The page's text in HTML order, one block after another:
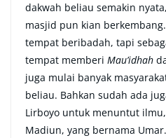
dakwah beliau semakin
masjid pun kian
tempat beribadah, tapi
tempat memberi Mau’idhah
juga mulai banyak
beliau. Bahkan sudah ada
Lirboyo untuk menuntut
Madiun, yang bernama Umar.